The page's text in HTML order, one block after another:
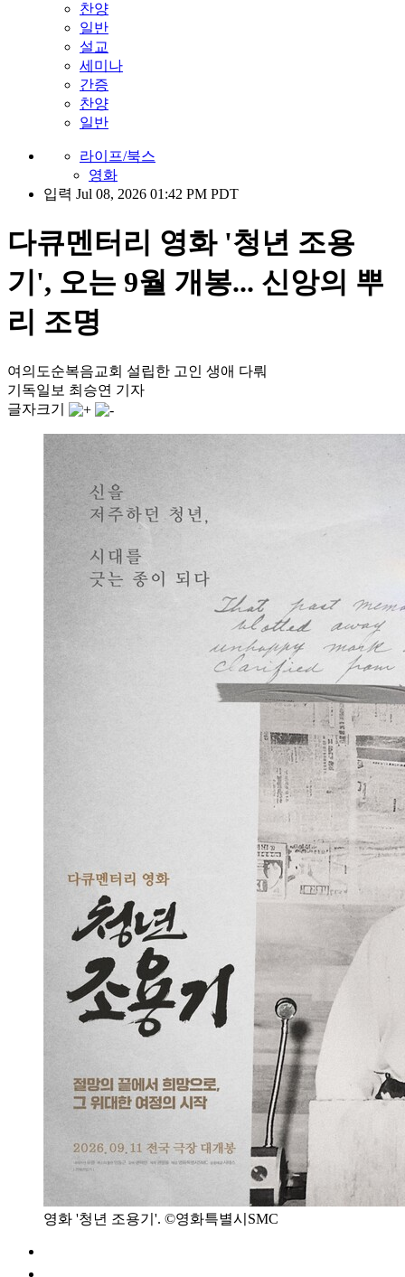
찬양
일반
설교
세미나
간증
찬양
일반
라이프/북스
영화
입력 Jul 08, 2026 01:42 PM PDT
다큐멘터리 영화 '청년 조용
기', 오는 9월 개봉... 신앙의 뿌
리 조명
여의도순복음교회 설립한 고인 생애 다뤄
기독일보 최승연 기자
글자크기
영화 '청년 조용기'. ©영화특별시SMC